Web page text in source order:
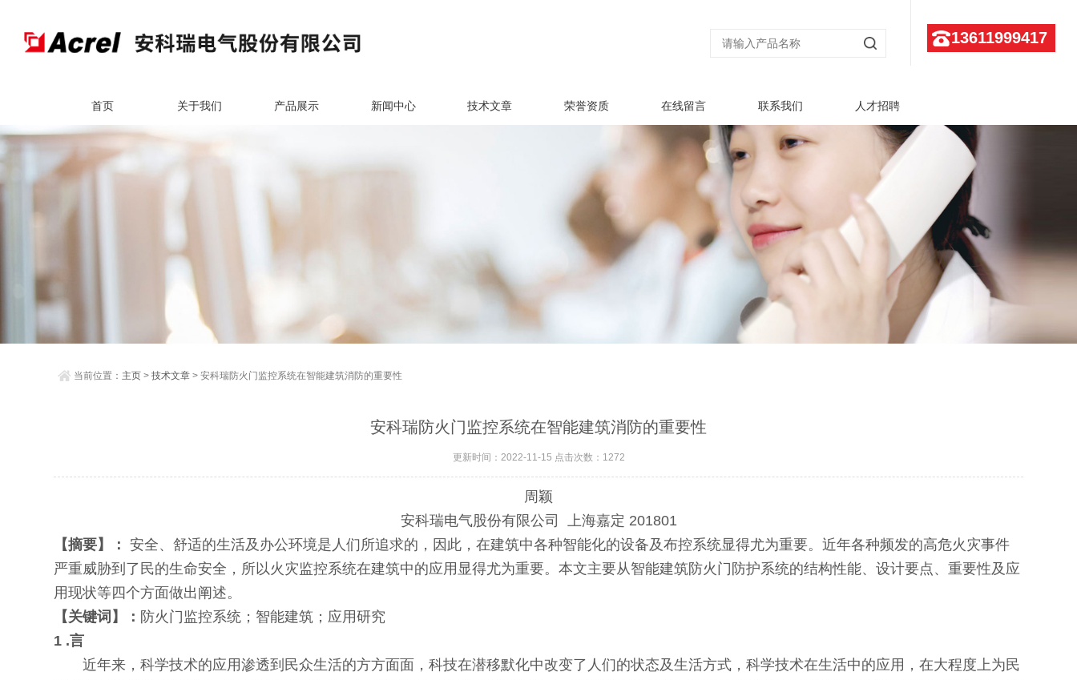
13611999417
首页 关于我们 产品展示 新闻中心 技术文章 荣誉资质 在线留言 联系我们 人才招聘
当前位置： 主页 >技术文章 > 安科瑞防火门监控系统在智能建筑消防的重要性
安科瑞防火门监控系统在智能建筑消防的重要性
更新时间：2022-11-15 点击次数：1272
周颖
安科瑞电气股份有限公司 上海嘉定 201801
【摘要】： 安全、舒适的生活及办公环境是人们所追求的，因此，在建筑中各种智能化的设备及布控系统显得尤为重要。近年各种频发的高危火灾事件
严重威胁到了民的生命安全，所以火灾监控系统在建筑中的应用显得尤为重要。本文主要从智能建筑防火门防护系统的结构性能、设计要点、重要性及应
用现状等四个方面做出阐述。
【关键词】： 防火门监控系统；智能建筑；应用研究
1 .言
近年来，科学技术的应用渗透到民众生活的方方面面，科技在潜移默化中改变了人们的状态及生活方式，科学技术在生活中的应用，在大程度上为民